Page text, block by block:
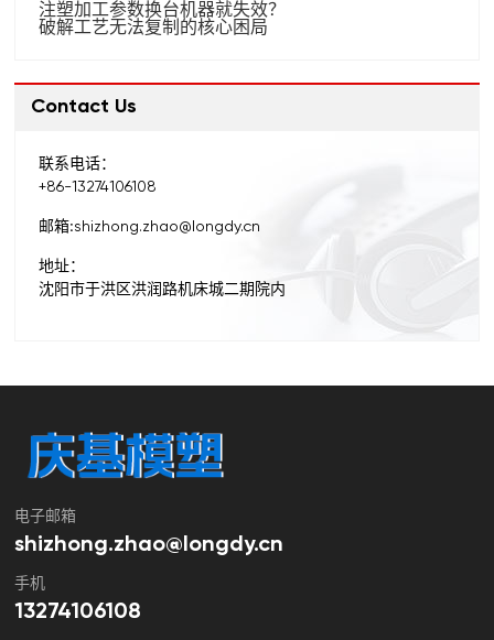
注塑加工参数换台机器就失效？
破解工艺无法复制的核心困局
Contact Us
联系电话：
+86-13274106108
邮箱:shizhong.zhao@longdy.cn
地址：
沈阳市于洪区洪润路机床城二期院内
电子邮箱
shizhong.zhao@longdy.cn
手机
13274106108